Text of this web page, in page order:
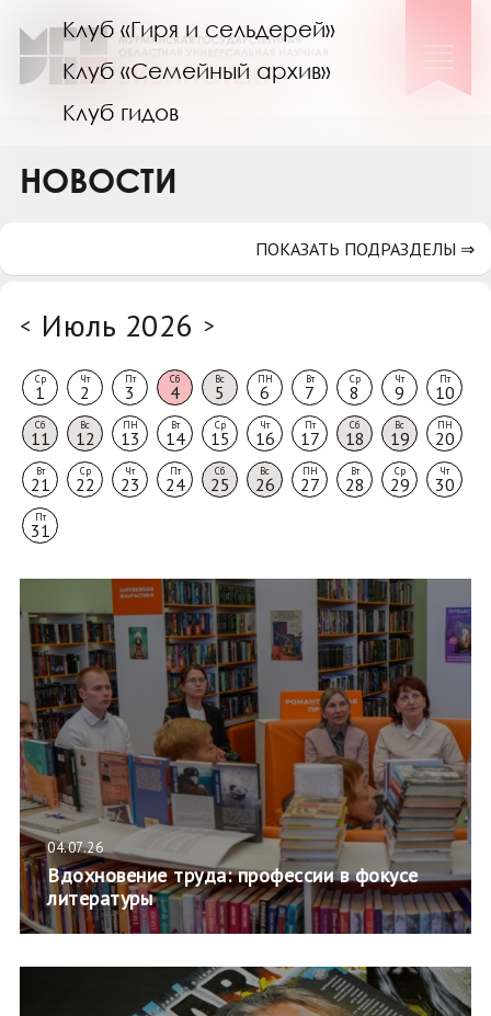
Клуб «Гиря и сельдерей»
Клуб «Семейный архив»
Клуб гидов
Коллегам
НОВОСТИ
< Июль 2026 >
Ср
1
Чт
2
Пт
3
Сб
4
Вс
5
ПН
6
Вт
7
Ср
8
Чт
9
Пт
10
Сб
11
Вс
12
ПН
13
Вт
14
Ср
15
Чт
16
Пт
17
Сб
18
Вс
19
ПН
20
Вт
21
Ср
22
Чт
23
Пт
24
Сб
25
Вс
26
ПН
27
Вт
28
Ср
29
Чт
30
Пт
31
04.07.26
Вдохновение труда: профессии в фокусе
литературы
ПОКАЗАТЬ ПОДРАЗДЕЛЫ ⇒